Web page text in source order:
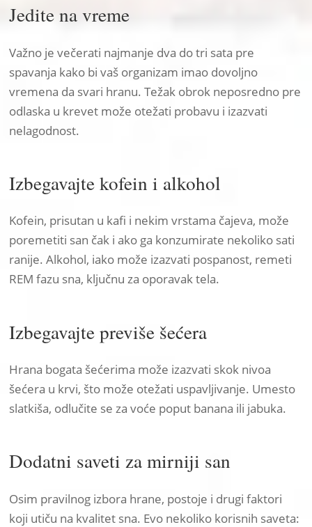
Jedite na vreme
Važno je večerati najmanje dva do tri sata pre
spavanja kako bi vaš organizam imao dovoljno
vremena da svari hranu. Težak obrok neposredno pre
odlaska u krevet može otežati probavu i izazvati
nelagodnost.
Izbegavajte kofein i alkohol
Kofein, prisutan u kafi i nekim vrstama čajeva, može
poremetiti san čak i ako ga konzumirate nekoliko sati
ranije. Alkohol, iako može izazvati pospanost, remeti
REM fazu sna, ključnu za oporavak tela.
Izbegavajte previše šećera
Hrana bogata šećerima može izazvati skok nivoa
šećera u krvi, što može otežati uspavljivanje. Umesto
slatkiša, odlučite se za voće poput banana ili jabuka.
Dodatni saveti za mirniji san
Osim pravilnog izbora hrane, postoje i drugi faktori
koji utiču na kvalitet sna. Evo nekoliko korisnih saveta: